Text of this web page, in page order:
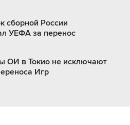
сборной России
УЕФА за перенос
ОИ в Токио не исключают
Игр